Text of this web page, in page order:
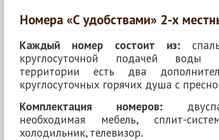
Номера «С удобствами» 2-х
Каждый номер состоит из:
круглосуточной подачей воды
территории есть два
круглосуточных горячих душа с
Комплектация номеров:
необходимая мебель, сплит-
холодильник, телевизор.